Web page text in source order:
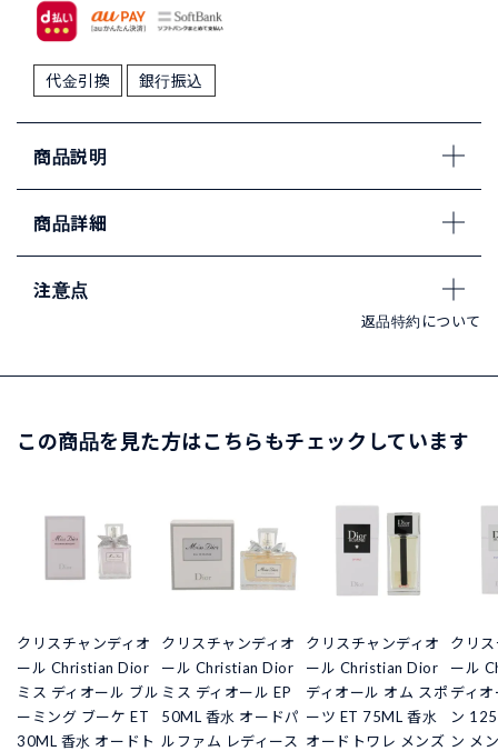
代金引換 銀行振込
商品説明
商品詳細
注意点
返品特約について
この商品を見た方はこちらもチェックしています
クリスチャンディオ
ール Christian Dior
ミス ディオール ブル
ーミング ブーケ ET
30ML 香水 オードト
クリスチャンディオ
ール Christian Dior
ミス ディオール EP
50ML 香水 オードパ
ルファム レディース
クリスチャンディオ
ール Christian Dior
ディオール オム スポ
ーツ ET 75ML 香水
オードトワレ メンズ
クリ
ール
ディ
ン
ン メ